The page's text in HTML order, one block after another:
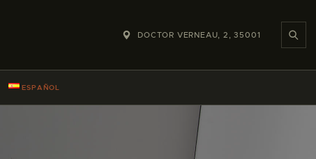
DOCTOR VERNEAU, 2, 35001
ESPAÑOL